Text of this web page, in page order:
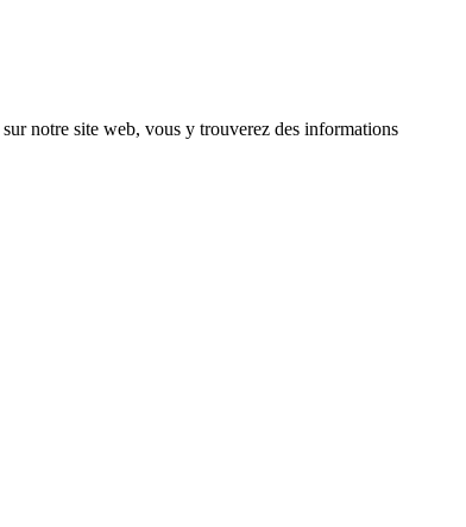
sur notre site web, vous y trouverez des informations